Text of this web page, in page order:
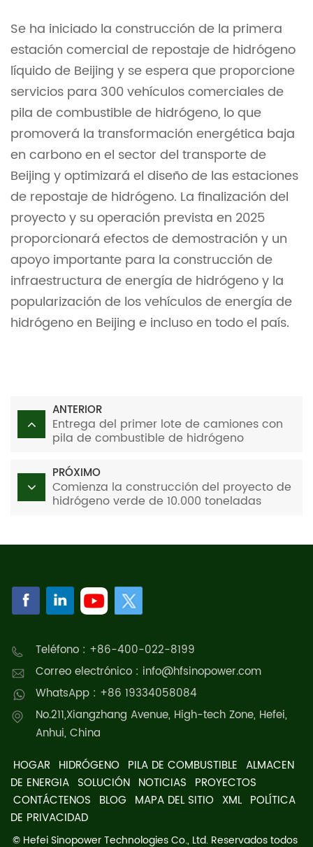
Se ha iniciado la construcción de la primera
estación comercial de repostaje de hidrógeno
líquido de Beijing y se espera que proporcione
servicios para 300 vehículos comerciales de
pila de combustible de hidrógeno, lo que
promoverá la transformación energética baja
en carbono en el sector del transporte de
Beijing y optimizará el diseño de las estaciones
de repostaje de hidrógeno. La finalización del
proyecto y su operación prevista en 2025
proporcionará efectos de demostración y un
apoyo importante para la construcción de
infraestructura de energía de hidrógeno y la
popularización de los vehículos de energía de
hidrógeno en Beijing e incluso en todo el país.
ANTERIOR
Entrega del primer lote de camiones con
pila de combustible de hidrógeno
PRÓXIMO
Comienza la construcción del proyecto de
hidrógeno verde de 10.000 toneladas
Teléfono : +86-400-022-8199
Correo electrónico : info@hfsinopower.com
WhatsApp : +86 19334058084
No.211,Xiangzhang Avenue, High-tech Zone, Hefei,
Anhui, China
HOGAR HIDRÓGENO PILA DE COMBUSTIBLE ALMACEN
DE ENERGIA SOLUCIÓN NOTICIAS PROYECTOS
CONTÁCTENOS BLOG MAPA DEL SITIO XML POLÍTICA
DE PRIVACIDAD
© Hefei Sinopower Technologies Co., Ltd. Reservados todos